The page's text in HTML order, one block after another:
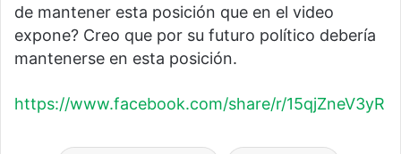
de mantener esta posición que en el video
expone? Creo que por su futuro político debería
mantenerse en esta posición.
https://www.facebook.com/share/r/15qjZneV3yR